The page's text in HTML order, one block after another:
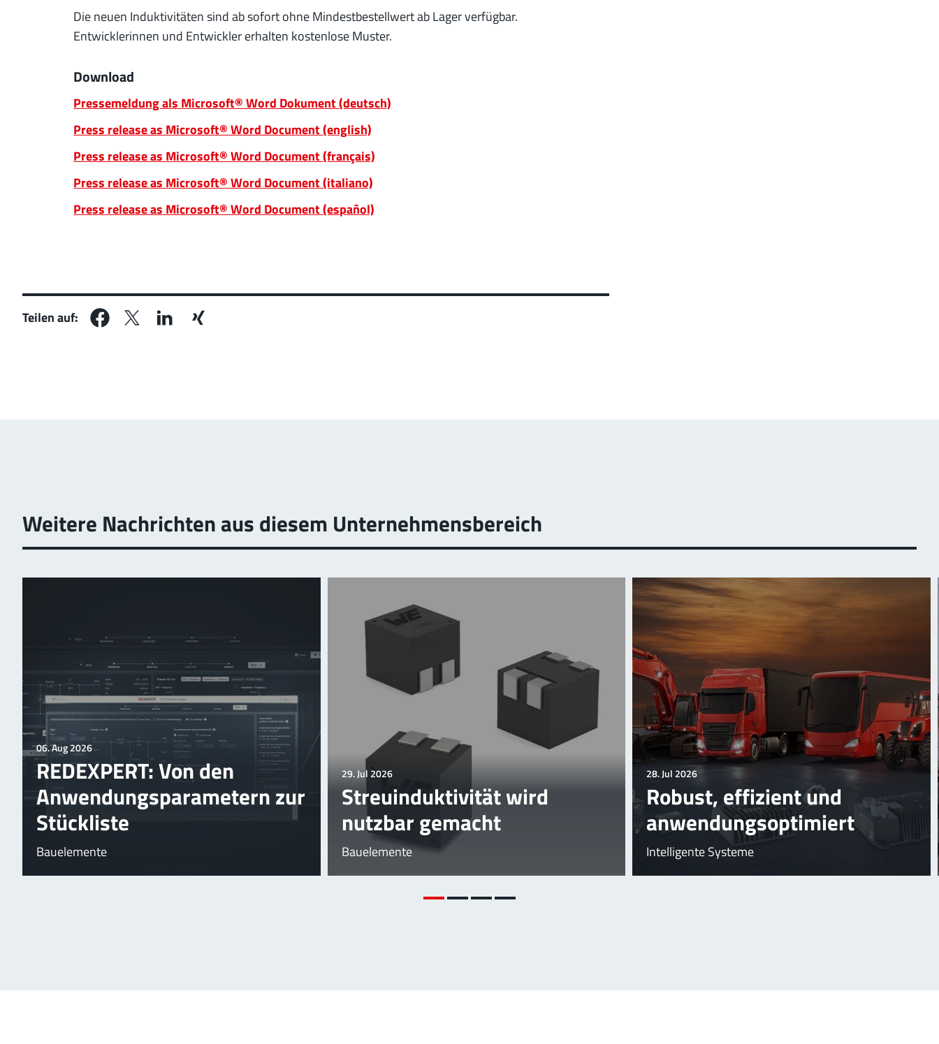
Die neuen Induktivitäten sind ab sofort ohne Mindestbestellwert ab Lager verfügbar.
Entwicklerinnen und Entwickler erhalten kostenlose Muster.
Download
Pressemeldung als Microsoft® Word Dokument (deutsch)
Press release as Microsoft® Word Document (english)
Press release as Microsoft® Word Document (français)
Press release as Microsoft® Word Document (italiano)
Press release as Microsoft® Word Document (español)
Teilen auf:
Weitere Nachrichten aus diesem Unternehmensbereich
06. Aug 2026
REDEXPERT: Von den
Anwendungsparametern zur
Stückliste
Bauelemente
29. Jul 2026
Streuinduktivität wird
nutzbar gemacht
Bauelemente
28. Jul 2026
Robust, effizient und
anwendungsoptimiert
Intelligente Systeme